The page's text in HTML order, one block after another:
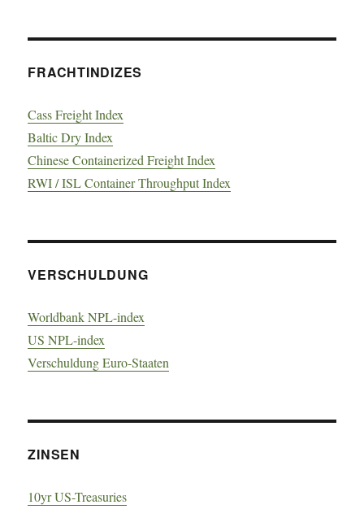
FRACHTINDIZES
Cass Freight Index
Baltic Dry Index
Chinese Containerized Freight Index
RWI / ISL Container Throughput Index
VERSCHULDUNG
Worldbank NPL-index
US NPL-index
Verschuldung Euro-Staaten
ZINSEN
10yr US-Treasuries